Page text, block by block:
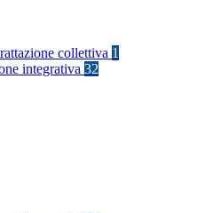
collettiva 1
integrativa 32